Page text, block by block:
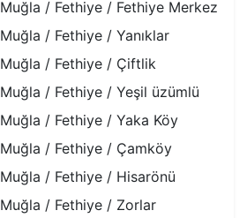
Muğla / Fethiye / Fethiye Merkez
Muğla / Fethiye / Yanıklar
Muğla / Fethiye / Çiftlik
Muğla / Fethiye / Yeşil üzümlü
Muğla / Fethiye / Yaka Köy
Muğla / Fethiye / Çamköy
Muğla / Fethiye / Hisarönü
Muğla / Fethiye / Zorlar